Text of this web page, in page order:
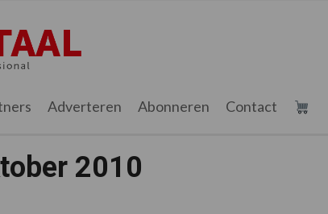
Adverteren Abonneren Contact
2010